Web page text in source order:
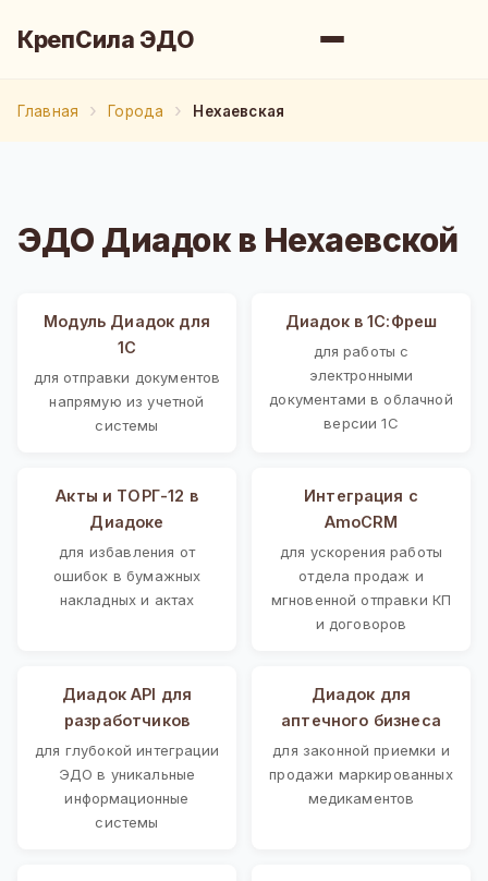
КрепСила ЭДО
Главная Города Нехаевская
ЭДО Диадок в Нехаевской
Модуль Диадок для
1С
для отправки документов
напрямую из учетной
системы
Диадок в 1С:Фреш
для работы с
электронными
документами в облачной
версии 1С
Акты и ТОРГ-12 в
Диадоке
для избавления от
ошибок в бумажных
накладных и актах
Интеграция с
AmoCRM
для ускорения работы
отдела продаж и
мгновенной отправки КП
и договоров
Диадок API для
разработчиков
для глубокой интеграции
ЭДО в уникальные
информационные
системы
Диадок для
аптечного бизнеса
для законной приемки и
продажи маркированных
медикаментов